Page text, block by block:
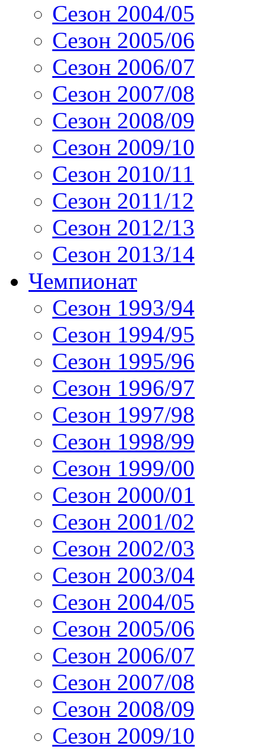
Сезон 2004/05
Сезон 2005/06
Сезон 2006/07
Сезон 2007/08
Сезон 2008/09
Сезон 2009/10
Сезон 2010/11
Сезон 2011/12
Сезон 2012/13
Сезон 2013/14
Чемпионат
Сезон 1993/94
Сезон 1994/95
Сезон 1995/96
Сезон 1996/97
Сезон 1997/98
Сезон 1998/99
Сезон 1999/00
Сезон 2000/01
Сезон 2001/02
Сезон 2002/03
Сезон 2003/04
Сезон 2004/05
Сезон 2005/06
Сезон 2006/07
Сезон 2007/08
Сезон 2008/09
Сезон 2009/10